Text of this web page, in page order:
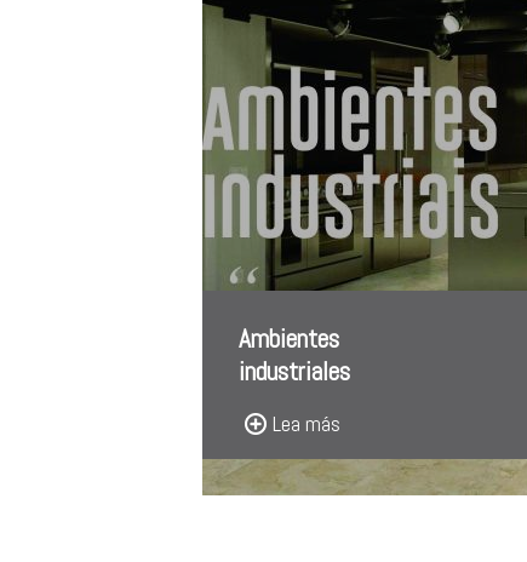
Ambientes
industriales
Lea más